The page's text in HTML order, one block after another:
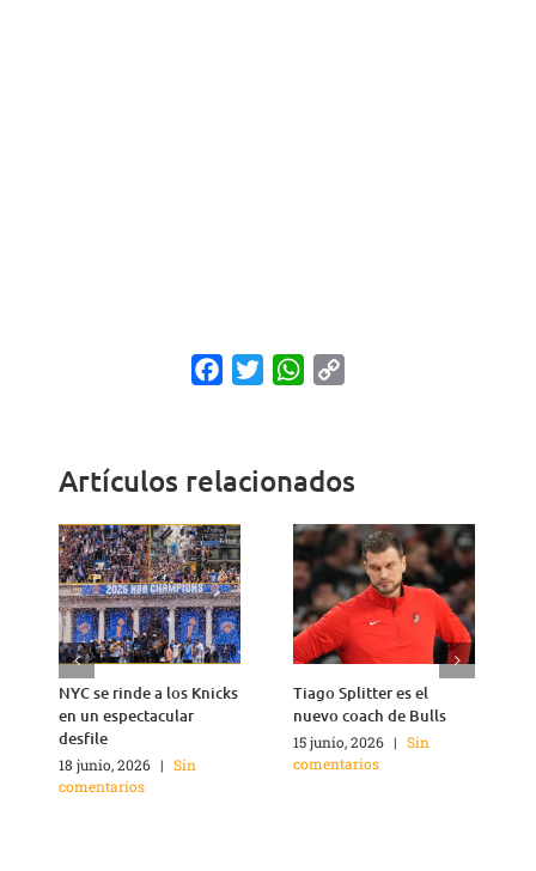
FacebookTwitterWhatsApp
Artículos relacionados
NYC se rinde a los Knicks
en un espectacular
desfile
18 junio, 2026 | Sin
comentarios
Tiago Splitter es el
nuevo coach de Bulls
15 junio, 2026 | Sin
comentarios